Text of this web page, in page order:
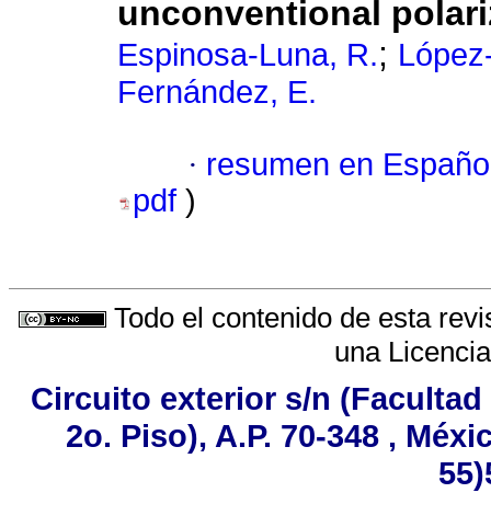
unconventional
Espinosa-Luna, R.;
Fernández, E.
· resumen en
pdf )
Todo el contenido de esta
una
Circuito exterior s/n
2o. Piso), A.P. 70-348 ,